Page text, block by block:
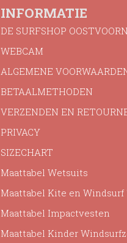
INFORMATIE
DE SURFSHOP
WEBCAM
ALGEMENE
BETAALMETHODEN
VERZENDEN EN
PRIVACY
SIZECHART
Maattabel Wetsuits
Maattabel Kite en Windsurf
Maattabel Impactvesten
Maattabel Kinder